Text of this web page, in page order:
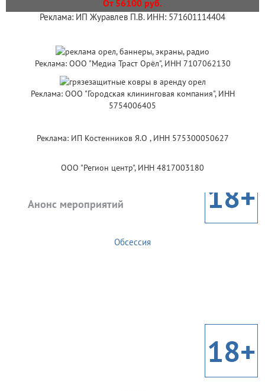
От 56100 руб.
Реклама: ИП Журавлев П.В. ИНН: 571601114404
Реклама: ООО "Медиа Траст Орёл", ИНН 7107062130
Реклама: ООО "Городская клининговая компания", ИНН
5754006405
Реклама: ИП Костенников Я.О , ИНН 575300050627
ООО "Регион центр", ИНН 4817003180
Анонс мероприятий 18+
Обсессия
18+